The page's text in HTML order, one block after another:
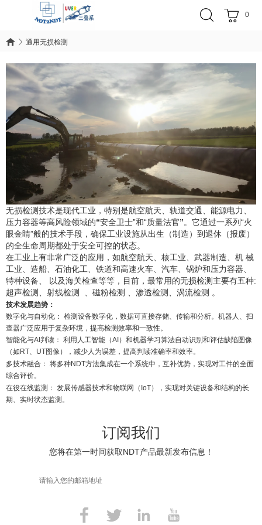
0
通用无损检测
无损检测技术是现代工业，特别是航空航天、轨道交通、能源电力、
压力容器等高风险领域的“安全卫士”和“质量法官”。它通过一系列“火
眼金睛”般的技术手段，确保工业设施从出生（制造）到退休（报废）
的全生命周期都处于安全可控的状态。
在工业上有非常广泛的应用，如航空航天、核工业、武器制造、机 械
工业、造船、石油化工、铁道和高速火车、汽车、锅炉和压力容器、
特种设备、 以及海关检查等等，目前，最常用的无损检测主要有五种:
超声检测、射线检测 、磁粉检测 、渗透检测、涡流检测 。
技术发展趋势：
数字化与自动化： 检测设备数字化，数据可直接存储、传输和分析。机器人、扫
查器广泛应用于复杂环境，提高检测效率和一致性。
智能化与AI判读： 利用人工智能（AI）和机器学习算法自动识别和评估缺陷图像
（如RT、UT图像），减少人为误差，提高判读准确率和效率。
多技术融合： 将多种NDT方法集成在一个系统中，互补优势，实现对工件的全面
综合评价。
在役在线监测： 发展传感器技术和物联网（IoT），实现对关键设备和结构的长
期、实时状态监测。
订阅我们
您将在第一时间获取NDT产品最新发布信息！